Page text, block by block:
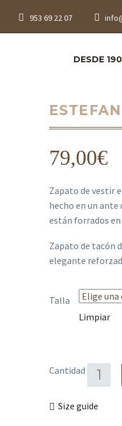
953 69 22 07
DESDE
79,00€
Zapato de vestir
hecho en un
están forrados
Zapato de tacón
elegante
Talla
Limpiar
Cantidad
Size guide